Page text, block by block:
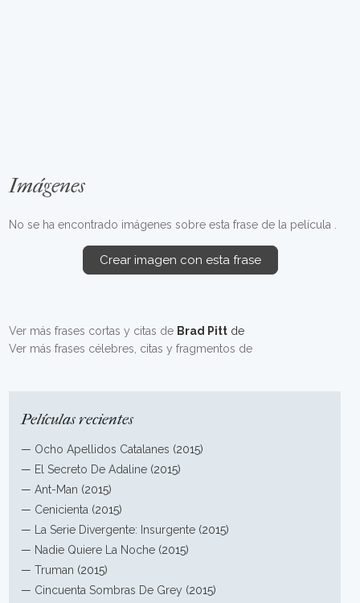
Imágenes
No se ha encontrado imágenes sobre esta frase de la película .
Crear imagen con esta frase
Ver más frases cortas y citas de Brad Pitt de
Ver más frases célebres, citas y fragmentos de
Películas recientes
— Ocho Apellidos Catalanes (2015)
— El Secreto De Adaline (2015)
—Ant-Man (2015)
— Cenicienta (2015)
—
La Serie Divergente: Insurgente (2015)
— Nadie Quiere La Noche (2015)
—Truman (2015)
— Cincuenta Sombras De Grey (2015)